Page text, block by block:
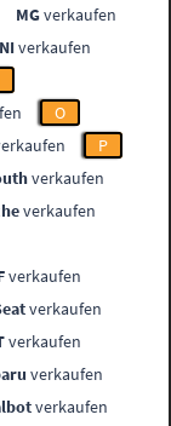
MGverkaufen
verkaufen
O
P
verkaufen
verkaufen
verkaufen
verkaufen
verkaufen
verkaufen
verkaufen